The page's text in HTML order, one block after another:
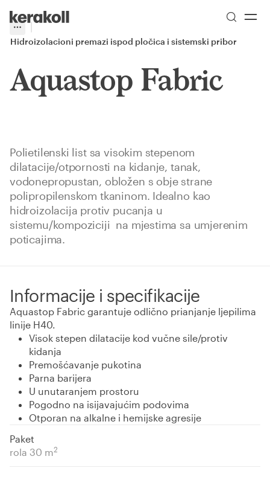
Go to Homepage
More
Toggle menu
Hidroizolacioni premazi ispod pločica i sistemski pribor
Aquastop Fabric
Polietilenski list sa visokim stepenom
dilatacije/otpornosti na kidanje, tanak,
vodonepropustan, obložen s obje strane
polipropilenskom tkaninom. Idealno kao
hidroizolacija protiv pucanja u
sistemu/kompoziciji na mjestima sa umjerenim
poticajima.
Informacije i specifikacije
Aquastop Fabric garantuje odlično prianjanje ljepilima
linije H40.
Visok stepen dilatacije kod vučne sile/protiv
kidanja
Premošćavanje pukotina
Parna barijera
U unutaranjem prostoru
Pogodno na isijavajućim podovima
Otporan na alkalne i hemijske agresije
Paket
rola 30 m2